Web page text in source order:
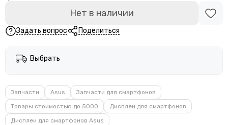
Нет в наличии
Задать вопрос Поделиться
Выбрать
Запчасти Asus
Запчасти для смартфонов
Товары стоимостью до 5000
Дисплеи для смартфонов
Дисплеи для смартфонов Asus